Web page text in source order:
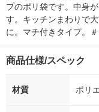
プのポリ袋です。中身
す。キッチンまわりで
に。マチ付きタイプ。
商品仕様/スペック
材質 ポリ